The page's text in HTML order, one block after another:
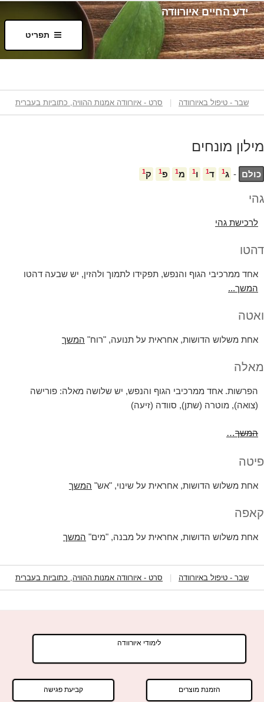
ידע החיים איורוודה
תפריט
שבר - טיפול באיורוודה סרט - איורוודה אמנות ההוויה, כתוביות בעברית
מילון מונחים
כולם - ג1 ד1 ו1 מ1 פ1 ק1
גהי
לרכישת גהי
דהטו
אחד ממרכיבי הגוף והנפש, תפקידו לתמוך ולהזין, יש שבעה דהטו
המשך...
ואטה
אחת משלוש הדושות, אחראית על תנועה, "רוח" המשך
מאלה
הפרשות. אחד ממרכיבי הגוף והנפש, יש שלושה מאלה: פורישה
(צואה), מוטרה (שתן), סוודה (זיעה)
המשך…
פיטה
אחת משלוש הדושות, אחראית על שינוי, "אש" המשך
קאפה
אחת משלוש הדושות, אחראית על מבנה, "מים" המשך
שבר - טיפול באיורוודה סרט - איורוודה אמנות ההוויה, כתוביות בעברית
לימודי איורוודה
הזמנת מוצרים קביעת פגישה